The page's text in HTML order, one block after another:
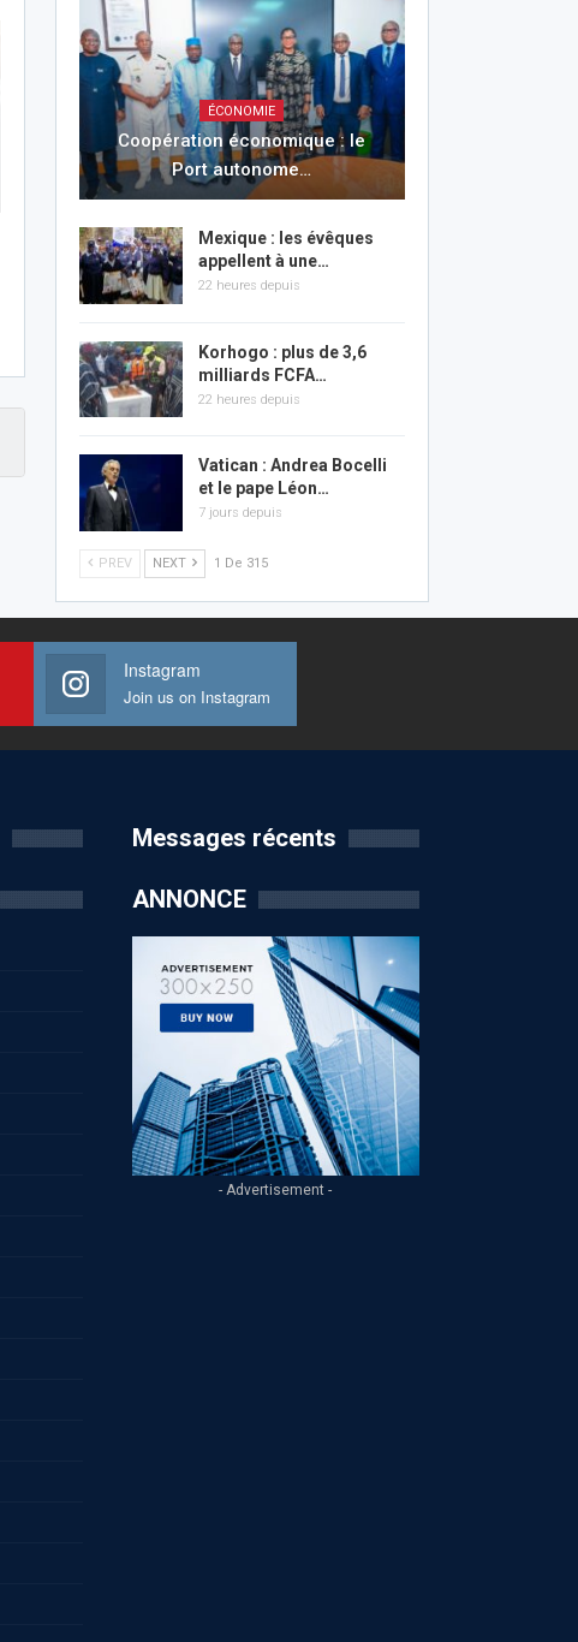
ÉCONOMIE
Coopération économique : le
Port autonome…
Mexique : les évêques
appellent à une…
22 heures depuis
Korhogo : plus de 3,6
milliards FCFA…
22 heures depuis
Vatican : Andrea Bocelli
et le pape Léon…
7 jours depuis
PREV NEXT 1 De 315
Instagram
Join us on Instagram
Messages récents
ANNONCE
- Advertisement -